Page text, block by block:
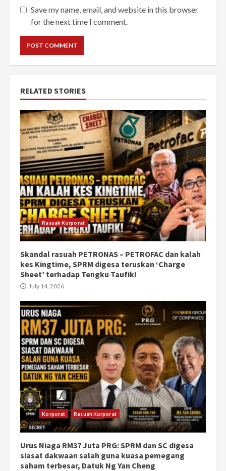
Save my name, email, and website in this browser
for the next time I comment.
RELATED STORIES
Rasuah Korporat
Skandal rasuah PETRONAS – PETROFAC dan kalah
kes Kingtime, SPRM digesa teruskan ‘Charge
Sheet’ terhadap Tengku Taufik!
July 14, 2026
Korporat Rasuah Korporat
Urus Niaga RM37 Juta PRG: SPRM dan SC digesa
siasat dakwaan salah guna kuasa pemegang
saham terbesar, Datuk Ng Yan Cheng